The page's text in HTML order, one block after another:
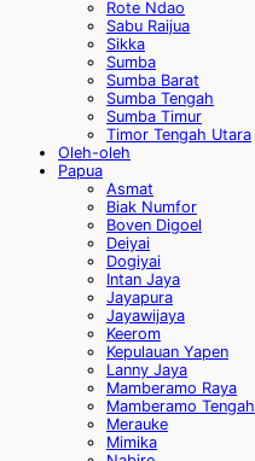
Rote Ndao
Sabu Raijua
Sikka
Sumba
Sumba Barat
Sumba Tengah
Sumba Timur
Timor Tengah Utara
Oleh-oleh
Papua
Asmat
Biak Numfor
Boven Digoel
Deiyai
Dogiyai
Intan Jaya
Jayapura
Jayawijaya
Keerom
Kepulauan Yapen
Lanny Jaya
Mamberamo Raya
Mamberamo Tengah
Merauke
Mimika